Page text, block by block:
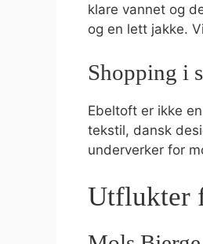
klare vannet og
og en lett jakke.
Shopping i
Ebeltoft er ikke
tekstil, dansk
underverker for
Utflukter